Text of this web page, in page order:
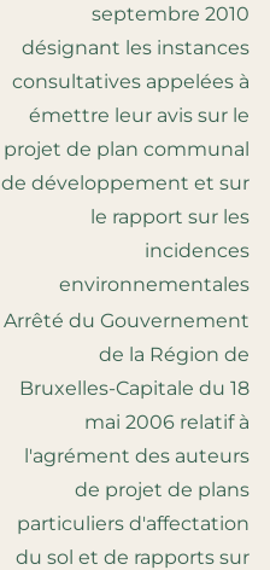
septembre 2010
désignant les instances
consultatives appelées à
émettre leur avis sur le
projet de plan communal
de développement et sur
le rapport sur les
incidences
environnementales
Arrêté du Gouvernement
de la Région de
Bruxelles-Capitale du 18
mai 2006 relatif à
l'agrément des auteurs
de projet de plans
particuliers d'affectation
du sol et de rapports sur